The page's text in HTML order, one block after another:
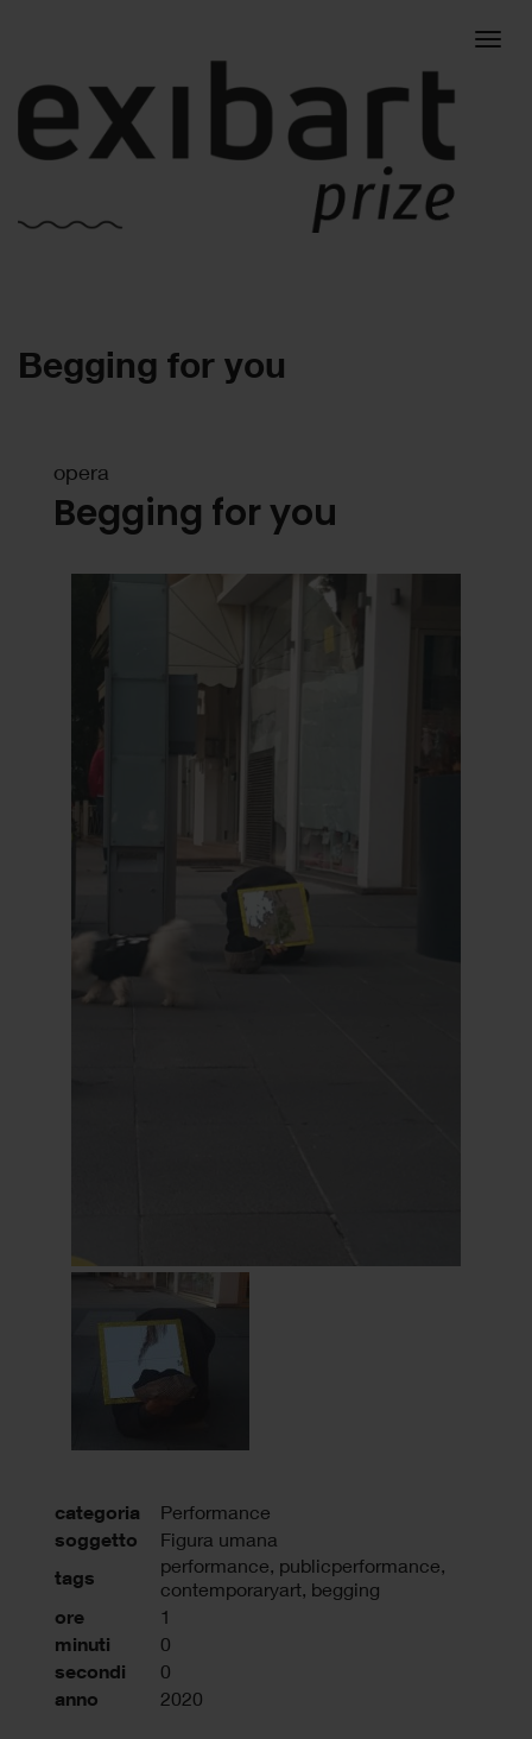
Begging for you
opera
Begging for you
categoria Performance
soggetto Figura umana
tags
performance, publicperformance,
contemporaryart, begging
ore 1
minuti 0
secondi 0
anno 2020